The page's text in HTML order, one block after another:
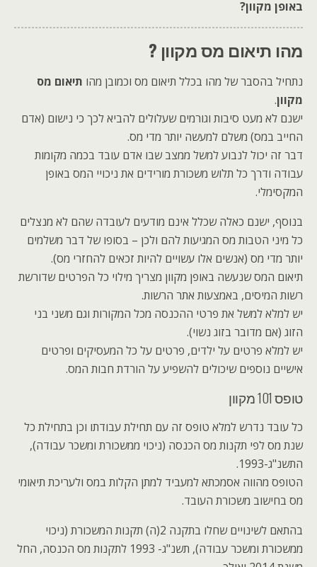
באופן מקוון?
מהו תיאום מס מקוון ?
נתחיל בהסבר של מהו בכלל תיאום מס וכמובן מהו תיאום מס
מקוון.
ישנם לא מעט סיבות וגורמים שעלולים להביא לכך כי נישום (אדם
החייב במס) משלם למעשה יותר מדי מס.
דבר זה יכול לנבוע למשל ממצב שבו אדם עובד בכמה מקומות
עבודה ודרך כל תלוש משכורת מורידים את ניכויי המס באופן
המקסימלי.
בנוסף, ישנם כאלה שכלל אינם מודעים לעובדה שהם לא מנצלים
כל מיני הטבות מס המגיעות להם ולכן – בסופו של דבר משלמים
יותר מדי מס (אנשים אלו עשויים להיות זכאים להחזרי מס).
תיאום המס שנעשה באופן מקוון מצריך מילוי כל הפרטים שדורשת
רשות המיסים, באמצעות אתר הרשות.
יש למלא למשל את פרטי ההכנסה מכל המקורות וגם משני בני
הזוג (אם מדובר בזוג נשוי).
יש למלא פרטים על ילדים, פרטים על כל המעסיקים ופרטים
אישיים נוספים שיכולים להשפיע על הורדת חבות המס.
טופס 101 מקוון
כל עובד נדרש למלא טופס זה עם תחילת עבודתו וכן בתחילת כל
שנת מס לפי תקנות מס הכנסה (ניכוי ממשכורת ומשכר עבודה),
התשנ"ג-1993.
הטופס מהווה אסמכתא למעביד למתן הקלות במס ולעריכת תיאומי
מס בחישוב משכורת העובד.
בהתאם לשינויים שחלו בתקנה 2(ה) תקנות המשכורת (ניכוי
ממשכורת ומשכר עבודה), תשנ"ג- 1993 לתקנות מס הכנסה,
החל